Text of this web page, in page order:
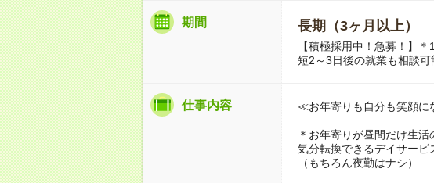
期間 長期（3ヶ月以上）
【積極採用中！急募！】
短2～3日後の就業も相談可
仕事内容 ≪お年寄りも自分も笑顔
＊お年寄りが昼間だけ生活
気分転換できるデイサービ
（もちろん夜勤はナシ）